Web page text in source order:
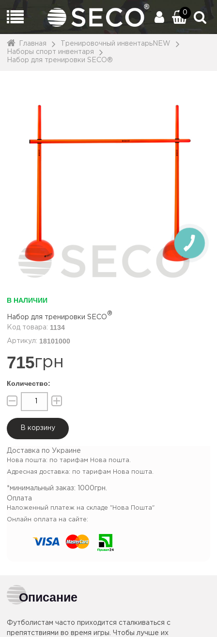
0
Главная
Тренировочный инвентарьNEW
Наборы спорт инвентаря
Набор для тренировки SECO®
В НАЛИЧИИ
Набор для тренировки SECO
®
1134
18101000
715грн
В корзину
Доставка по Украине
Нова пошта: по тарифам Нова пошта.
Адресная доставка: по тарифам Нова пошта.
*минимальный заказ:
1000грн.
Оплата
Наложенный платеж на складе "Нова Пошта"
Онлайн оплата на сайте:
Описание
Футболистам часто приходится сталкиваться с
препятствиями во время игры. Чтобы лучше их